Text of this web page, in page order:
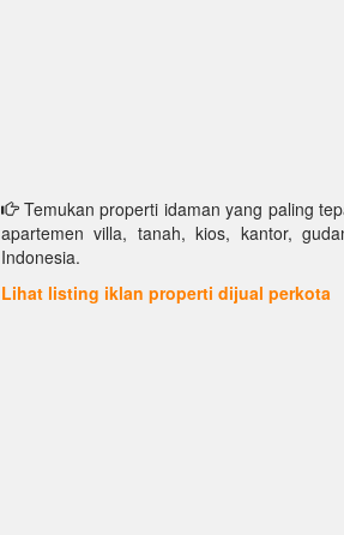
Temukan properti idaman yang paling
apartemen villa, tanah, kios, kantor,
Indonesia.
Lihat listing iklan properti dijual perkota